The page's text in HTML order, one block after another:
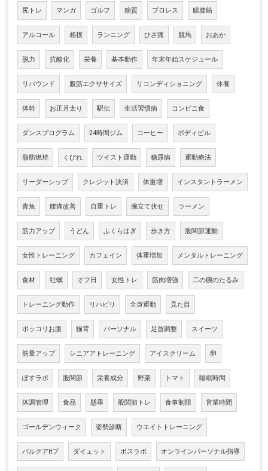
尻トレ マンガ ゴルフ 糖質 プロレス 腸腰筋
アルコール 相撲 ランニング ひざ痛 競馬 おあか
脱力 抗酸化 栄養 基本動作 年末年始スケジュール
リバウンド 腹筋エクササイズ リコンディショニング 休養
体幹 お正月太り 駅伝 生活習慣病 コンビニ食
ダンスプログラム 24時間ジム コーヒー ボディビル
脂肪燃焼 くびれ ツイスト運動 糖尿病 運動療法
リーダーシップ クレジット決済 体重増 インスタントラーメン
青魚 腰痛改善 自重トレ 腕立て伏せ ラーメン
筋力アップ うどん ふくらはぎ 歩き方 股関節運動
女性トレーニング カフェイン 体重増加 メンタルトレーニング
食材 牡蠣 オフ日 女性トレ 筋肉増強 二の腕のたるみ
トレーニング動作 リハビリ 全身運動 見た目
ポッコリお腹 猫背 パーソナル 足首調整 スイーツ
筋量アップ シニアアトレーニング アイスクリーム 卵
ぽすラボ 股関節 栄養成分 野菜 トマト 睡眠時間
体調管理 食品 懸垂 股関節トレ 食事制限 営業時間
ゴールデンウィーク 姿勢診断 ウエイトトレーニング
バルクアltプ ダイェット ポスラボ オンラインパーソナル指導